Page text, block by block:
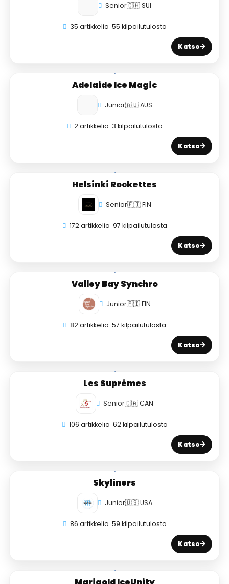
Senior🇨🇭 SUI
35 artikkelia 55 kilpailutulosta
Katso
Adelaide Ice Magic
Junior🇦🇺 AUS
2 artikkelia 3 kilpailutulosta
Katso
Helsinki Rockettes
Senior🇫🇮 FIN
172 artikkelia 97 kilpailutulosta
Katso
Valley Bay Synchro
Junior🇫🇮 FIN
82 artikkelia 57 kilpailutulosta
Katso
Les Suprêmes
Senior🇨🇦 CAN
106 artikkelia 62 kilpailutulosta
Katso
Skyliners
Junior🇺🇸 USA
86 artikkelia 59 kilpailutulosta
Katso